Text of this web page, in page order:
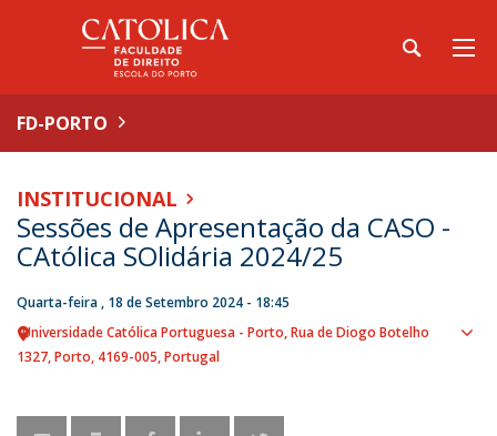
FD-PORTO
INSTITUCIONAL
Sessões de Apresentação da CASO -
CAtólica SOlidária 2024/25
Quarta-feira , 18 de Setembro 2024 - 18:45
Universidade Católica Portuguesa - Porto Rua de Diogo Botelho
1327 Porto 4169-005 Portugal